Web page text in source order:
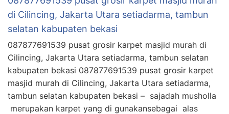
di Cilincing, Jakarta Utara setiadarma, tambun
selatan kabupaten bekasi
087877691539 pusat grosir karpet masjid murah di
Cilincing, Jakarta Utara setiadarma, tambun selatan
kabupaten bekasi 087877691539 pusat grosir karpet
masjid murah di Cilincing, Jakarta Utara setiadarma,
tambun selatan kabupaten bekasi – sajadah musholla
merupakan karpet yang di gunakansebagai alas